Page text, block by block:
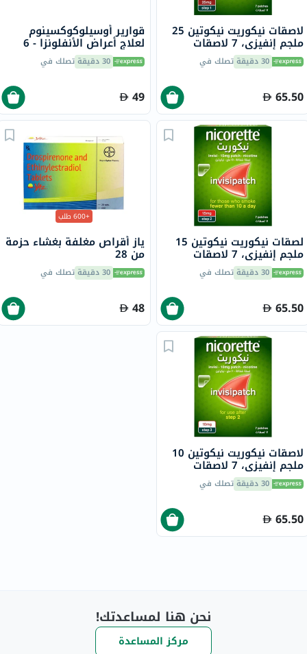
لاصقات نيكوريت نيكوتين 25
ملجم إنفيزي، 7 لاصقات
30 دقيقة تصلك في
65.50
قوارير أوسيلوكوكسينوم
لعلاج أعراض الأنفلونزا - 6
قوارير 30 دقيقة تصلك في
49
لصقات نيكوريت نيكوتين 15
ملجم إنفيزي، 7 لاصقات
30 دقيقة تصلك في
65.50
+600 طلب
ياز أقراص مغلفة بغشاء حزمة
من 28
30 دقيقة تصلك في
48
لاصقات نيكوريت نيكوتين 10
ملجم إنفيزي، 7 لاصقات
30 دقيقة تصلك في
65.50
نحن هنا لمساعدتك!
مركز المساعدة